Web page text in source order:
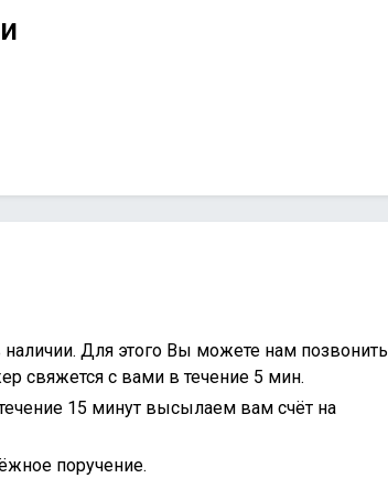
Для этого Вы можете нам позвонить
свяжется с вами в течение 5 мин.
15 минут высылаем вам счёт на
поручение.